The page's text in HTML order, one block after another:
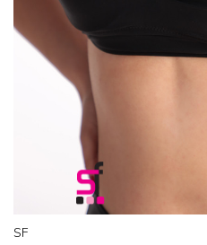
SF